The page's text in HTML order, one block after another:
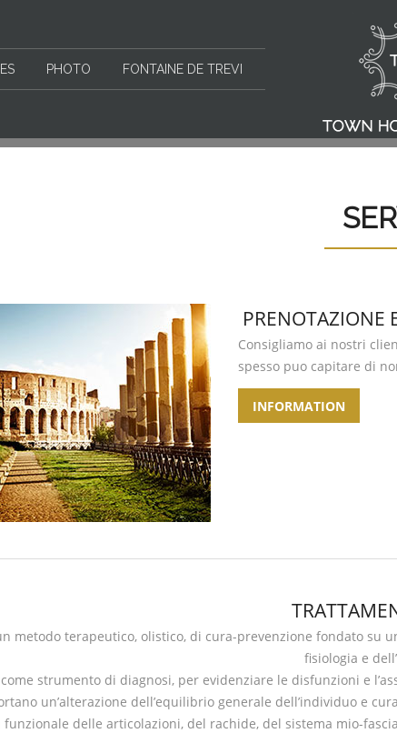
PHOTO FONTAINE DE TREVI
PRENOTAZIONE
Consigliamo ai nostri
spesso puo capitare di
INFORMATION
metodo terapeutico, olistico, di cura-prevenzione fondato su
fisiologia e
strumento di diagnosi, per evidenziare le disfunzioni e
un’alterazione dell’equilibrio generale dell’individuo e
funzionale delle articolazioni, del rachide, del sistema mio-